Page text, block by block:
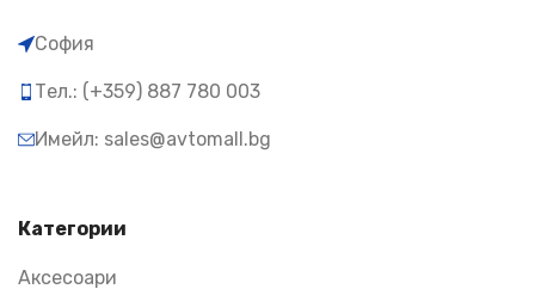
София
Тел.: (+359) 887 780 003
Имейл: sales@avtomall.bg
Категории
Аксесоари